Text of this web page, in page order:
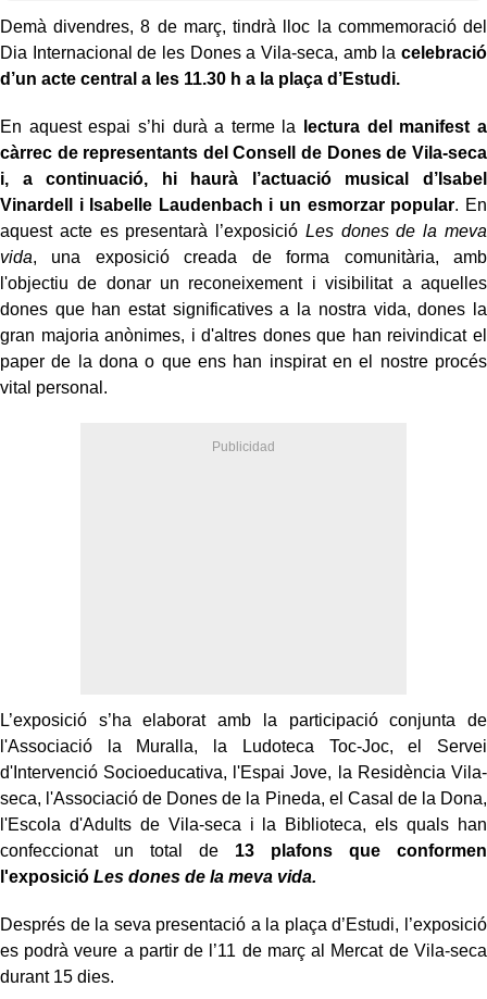
Demà divendres, 8 de març, tindrà lloc la commemoració del
Dia Internacional de les Dones a Vila-seca, amb la celebració
d’un acte central a les 11.30 h a la plaça d’Estudi.
En aquest espai s’hi durà a terme la
lectura del manifest a
càrrec de representants del Consell de Dones de Vila-seca
i, a continuació, hi haurà l’actuació musical d’Isabel
Vinardell i Isabelle Laudenbach i un esmorzar popular. En
aquest acte es presentarà l’exposició Les dones de la meva
vida, una exposició creada de forma comunitària, amb
l'objectiu de donar un reconeixement i visibilitat a aquelles
dones que han estat significatives a la nostra vida, dones la
gran majoria anònimes, i d'altres dones que han reivindicat el
paper de la dona o que ens han inspirat en el nostre procés
vital personal.
L’exposició s’ha elaborat amb la participació conjunta de
l'Associació la Muralla, la Ludoteca Toc-Joc, el Servei
d'Intervenció Socioeducativa, l'Espai Jove, la Residència Vila-
seca, l'Associació de Dones de la Pineda, el Casal de la Dona,
l'Escola d'Adults de Vila-seca i la Biblioteca, els quals han
confeccionat un total de 13 plafons que conformen
l'exposició Les dones de la meva vida.
Després de la seva presentació a la plaça d’Estudi, l’exposició
es podrà veure a partir de l’11 de març al Mercat de Vila-seca
durant 15 dies.